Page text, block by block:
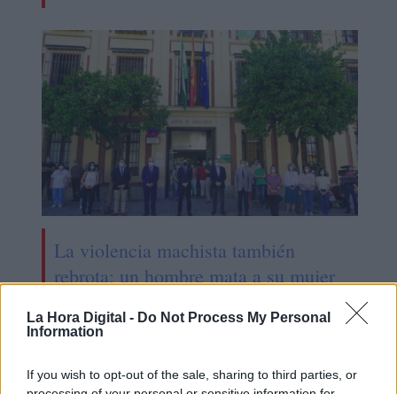
La Hora Digital - Do Not Process My Personal
Information
If you wish to opt-out of the sale, sharing to third parties, or
La violencia machista también
rebrota: un hombre mata a su mujer
OPINIONES DIVERSAS